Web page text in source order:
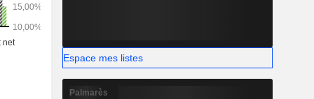
Espace mes listes
Palmarès